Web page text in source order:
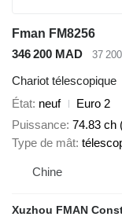
Fman FM8256
346 200 MAD
37
Chariot télescopique
État neuf
Euro 2
Puissance 74.83 ch
Type de mât
Chine